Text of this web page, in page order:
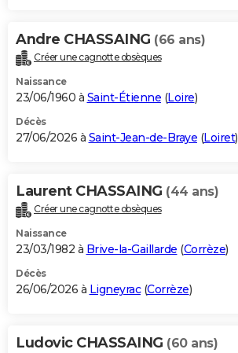
Carte de Noël
Carte Bonne année
Carte Saint-Valentin
Carte Pâques
Carte d'anniversaire
DICTIONNAIRE
Dictionnaire
Biographies
Citations
Expressions
Proverbes
PROGRAMME TV
S'inscrire
Se connecter
Lycées
Collèges
Primaires
Universités
Entreprises
Service militaire
Avis de recherche
AVIS DE DÉCÈS
Bricolage
Lifestyle
Culture
Sport
Auto
Television
Voyage
Cinema
Andre CHASSAING (66 ans)
Créer une cagnotte obsèques
Naissance
23/06/1960 à Saint-Étienne (Loire)
Décès
27/06/2026 à Saint-Jean-de-Braye (Loiret)
Laurent CHASSAING (44 ans)
Créer une cagnotte obsèques
Naissance
23/03/1982 à Brive-la-Gaillarde (Corrèze)
Décès
26/06/2026 à Ligneyrac(Corrèze)
Ludovic CHASSAING (60 ans)